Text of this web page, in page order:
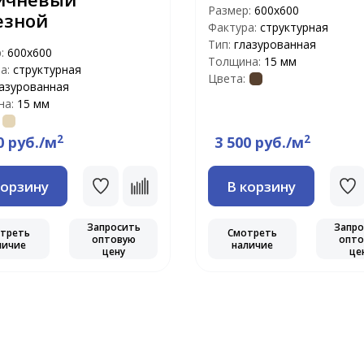
600х600
структурная
15 мм
руб./м2
Запросить
оптовую
цену
Размер: 600х600
Фактура: структурная
Тип: глазурованная
Толщина: 15 мм
Цвета:
3 500 руб./м2
В корзину
Смотреть
наличие